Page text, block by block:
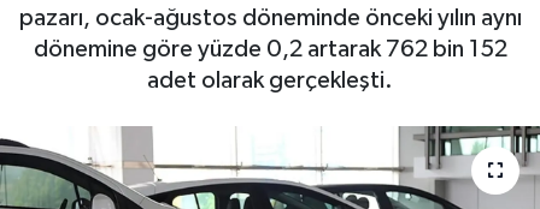
pazarı, ocak-ağustos döneminde önceki yılın aynı
dönemine göre yüzde 0,2 artarak 762 bin 152
adet olarak gerçekleşti.
Haberler
Kültür Sanat
Haber Arşivi